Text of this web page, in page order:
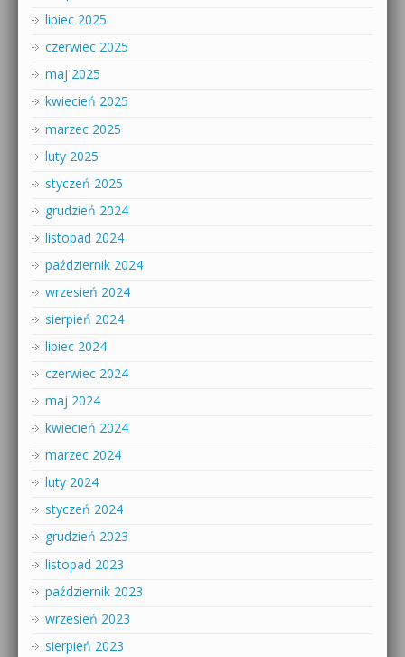
lipiec 2025
czerwiec 2025
maj 2025
kwiecień 2025
marzec 2025
luty 2025
styczeń 2025
grudzień 2024
listopad 2024
październik 2024
wrzesień 2024
sierpień 2024
lipiec 2024
czerwiec 2024
maj 2024
kwiecień 2024
marzec 2024
luty 2024
styczeń 2024
grudzień 2023
listopad 2023
październik 2023
wrzesień 2023
sierpień 2023